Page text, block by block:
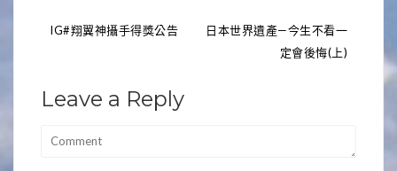
文
導
IG#翔翼神攝手得獎公告
日本世界遺產—今生不看一
定會後悔(上)
Leave a Reply